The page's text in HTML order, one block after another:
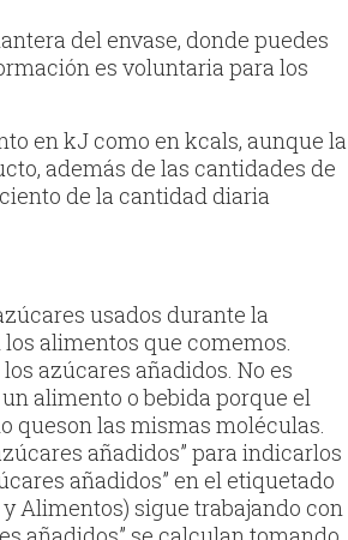
del envase, donde puedes
es voluntaria para los
en kJ como en kcals, aunque la
además de las cantidades de
de la cantidad diaria
usados durante la
alimentos que comemos.
azúcares añadidos. No es
alimento o bebida porque el
queson las mismas moléculas.
añadidos” para indicarlos
añadidos” en el etiquetado
Alimentos) sigue trabajando con